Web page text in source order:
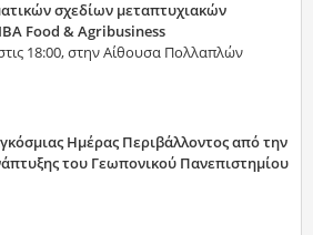
σχεδίων μεταπτυχιακών
Food & Agribusiness
18:00, στην Αίθουσα Πολλαπλών
Ημέρας Περιβάλλοντος από την
του Γεωπονικού Πανεπιστημίου